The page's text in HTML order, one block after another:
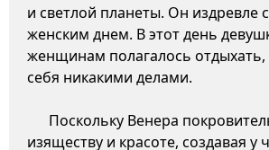
и светлой планеты. Он издревле
женским днем. В этот день
женщинам полагалось отдыхать,
себя никакими делами.
Поскольку Венера
изяществу и красоте, создавая у